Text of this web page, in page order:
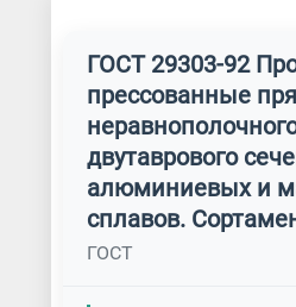
ГОСТ 29303-92
прессованные
двутаврового
алюминиевых и
сплавов.
ГОСТ